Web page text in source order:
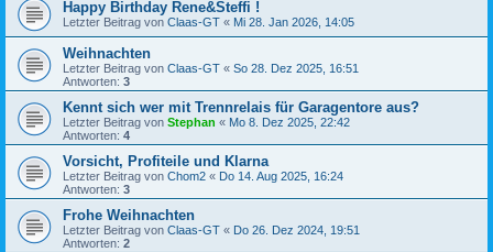
Happy Birthday Rene&Steffi !
Letzter Beitrag von Claas-GT « Mi 28. Jan 2026, 14:05
Weihnachten
Letzter Beitrag von Claas-GT « So 28. Dez 2025, 16:51
Antworten: 3
Kennt sich wer mit Trennrelais für Garagentore aus?
Letzter Beitrag von Stephan « Mo 8. Dez 2025, 22:42
Antworten: 4
Vorsicht, Profiteile und Klarna
Letzter Beitrag von Chom2 « Do 14. Aug 2025, 16:24
Antworten: 3
Frohe Weihnachten
Letzter Beitrag von Claas-GT « Do 26. Dez 2024, 19:51
Antworten: 2